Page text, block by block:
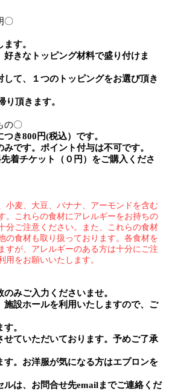
〇
す。
好きなトッピング材料で盛り付けま
て、１つのトッピングをお選び頂き
り頂きます。
の〇
つき800 円(税込）です。
です。ポイント付与は不可です。
着チケット（０円）をご購入くださ
小麦、大豆、バナナ、アーモンドを含む
。これらの食材にアレルギーをお持ちの
分ご注意ください。
また、これらの食材
の食材も取り扱っております。各食材を
すが、アレルギーのある方は十分にご注
をお願いいたします。
みご入力くださいませ。
施設ホールを利用いたしますので、ご
。
せていただいております。予めご了承
。お洋服が気になる方はエプロンを
ルは、お問合せ先emailまでご連絡くだ